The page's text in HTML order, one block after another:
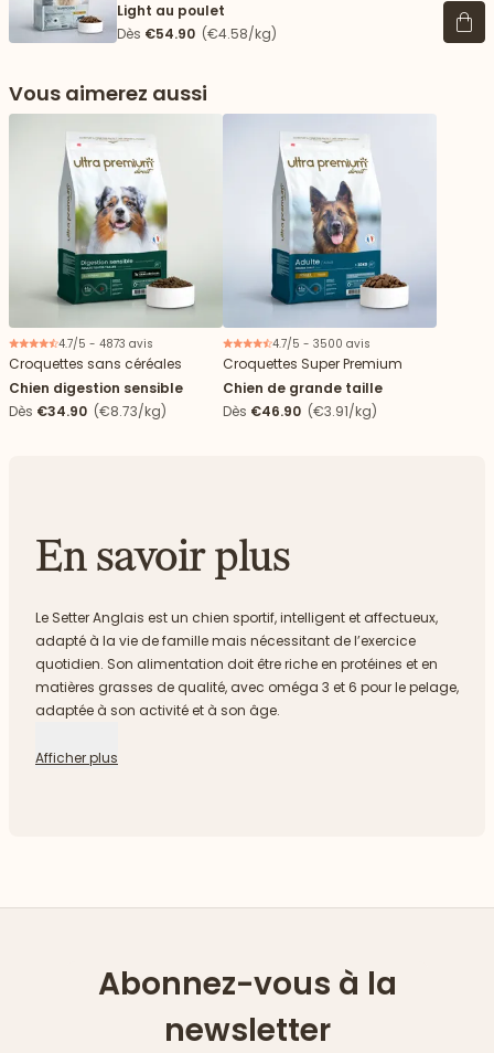
Light au poulet
Dès €54.90 (€4.58/kg) Voir
Vous aimerez aussi
4.7/5 - 4873 avis
Croquettes sans céréales
Chien digestion sensible
Dès €34.90 (€8.73/kg)
4.7/5 - 3500 avis
Croquettes Super Premium
Chien de grande taille
Dès €46.90 (€3.91/kg)
En savoir plus
Le Setter Anglais est un chien sportif, intelligent et affectueux,
adapté à la vie de famille mais nécessitant de l’exercice
quotidien. Son alimentation doit être riche en protéines et en
matières grasses de qualité, avec oméga 3 et 6 pour le pelage,
adaptée à son activité et à son âge.
Afficher plus
Abonnez-vous à la
newsletter